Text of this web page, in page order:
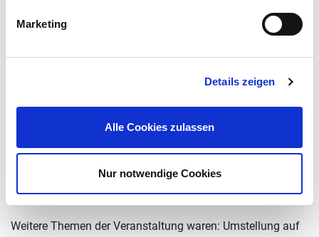
Marketing
Details zeigen
Alle Cookies zulassen
Nur notwendige Cookies
Beratungs- und Serviceangebot der Initiative.
der Wirtschaft“ (EEW) und ging dabei insbesondere auf das
Modul 5 „Transformationskonzepte“ein. Ziel der Förderung
von Transformationskonzepten ist es, Unternehmen bei der
zur Treibhausgasneutralität zu unterstützen. So profitieren
Unternehmen, die Teil der Netzwerkinitiative sind: ihre
Förderquote erhöht sich seit diesem Jahr um 10 Prozent.
Weitere Themen der Veranstaltung waren: Umstellung auf